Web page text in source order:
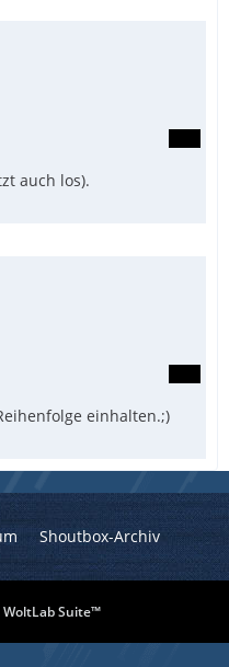
auch los).
einhalten.;)
Shoutbox-Archiv
WoltLab Suite™